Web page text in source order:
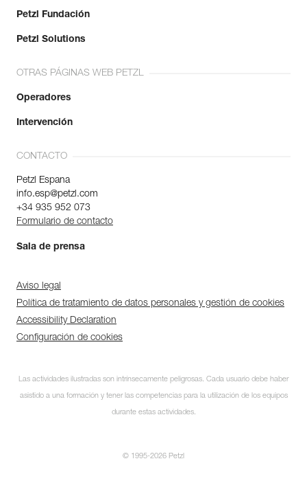
Petzl Fundación
Petzl Solutions
OTRAS PÁGINAS WEB PETZL
Operadores
Intervención
CONTACTO
Petzl Espana
info.esp@petzl.com
+34 935 952 073
Formulario de contacto
Sala de prensa
Aviso legal
Política de tratamiento de datos personales y gestión de cookies
Accessibility Declaration
Configuración de cookies
Las actividades ilustradas son intrínsecamente peligrosas. Cada usuario debe haber
asistido a una formación y tener las competencias para la utilización de los equipos
durante estas actividades.
© 1995-2026 Petzl